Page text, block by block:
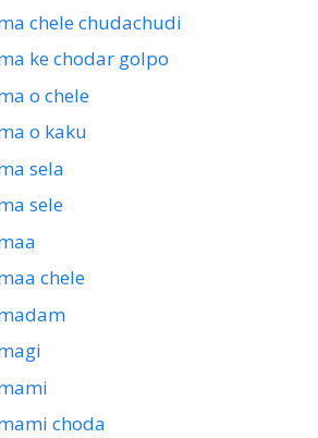
chele chudachudi
ke chodar golpo
o chele
o kaku
sela
sele
chele
choda